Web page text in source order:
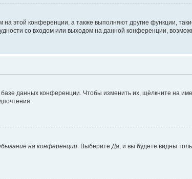
этой конференции, а также выполняют другие функции,
со входом или выходом на данной конференции,
данных конференции. Чтобы изменить их, щёлкните на
на конференции . Выберите Да , и вы будете видны